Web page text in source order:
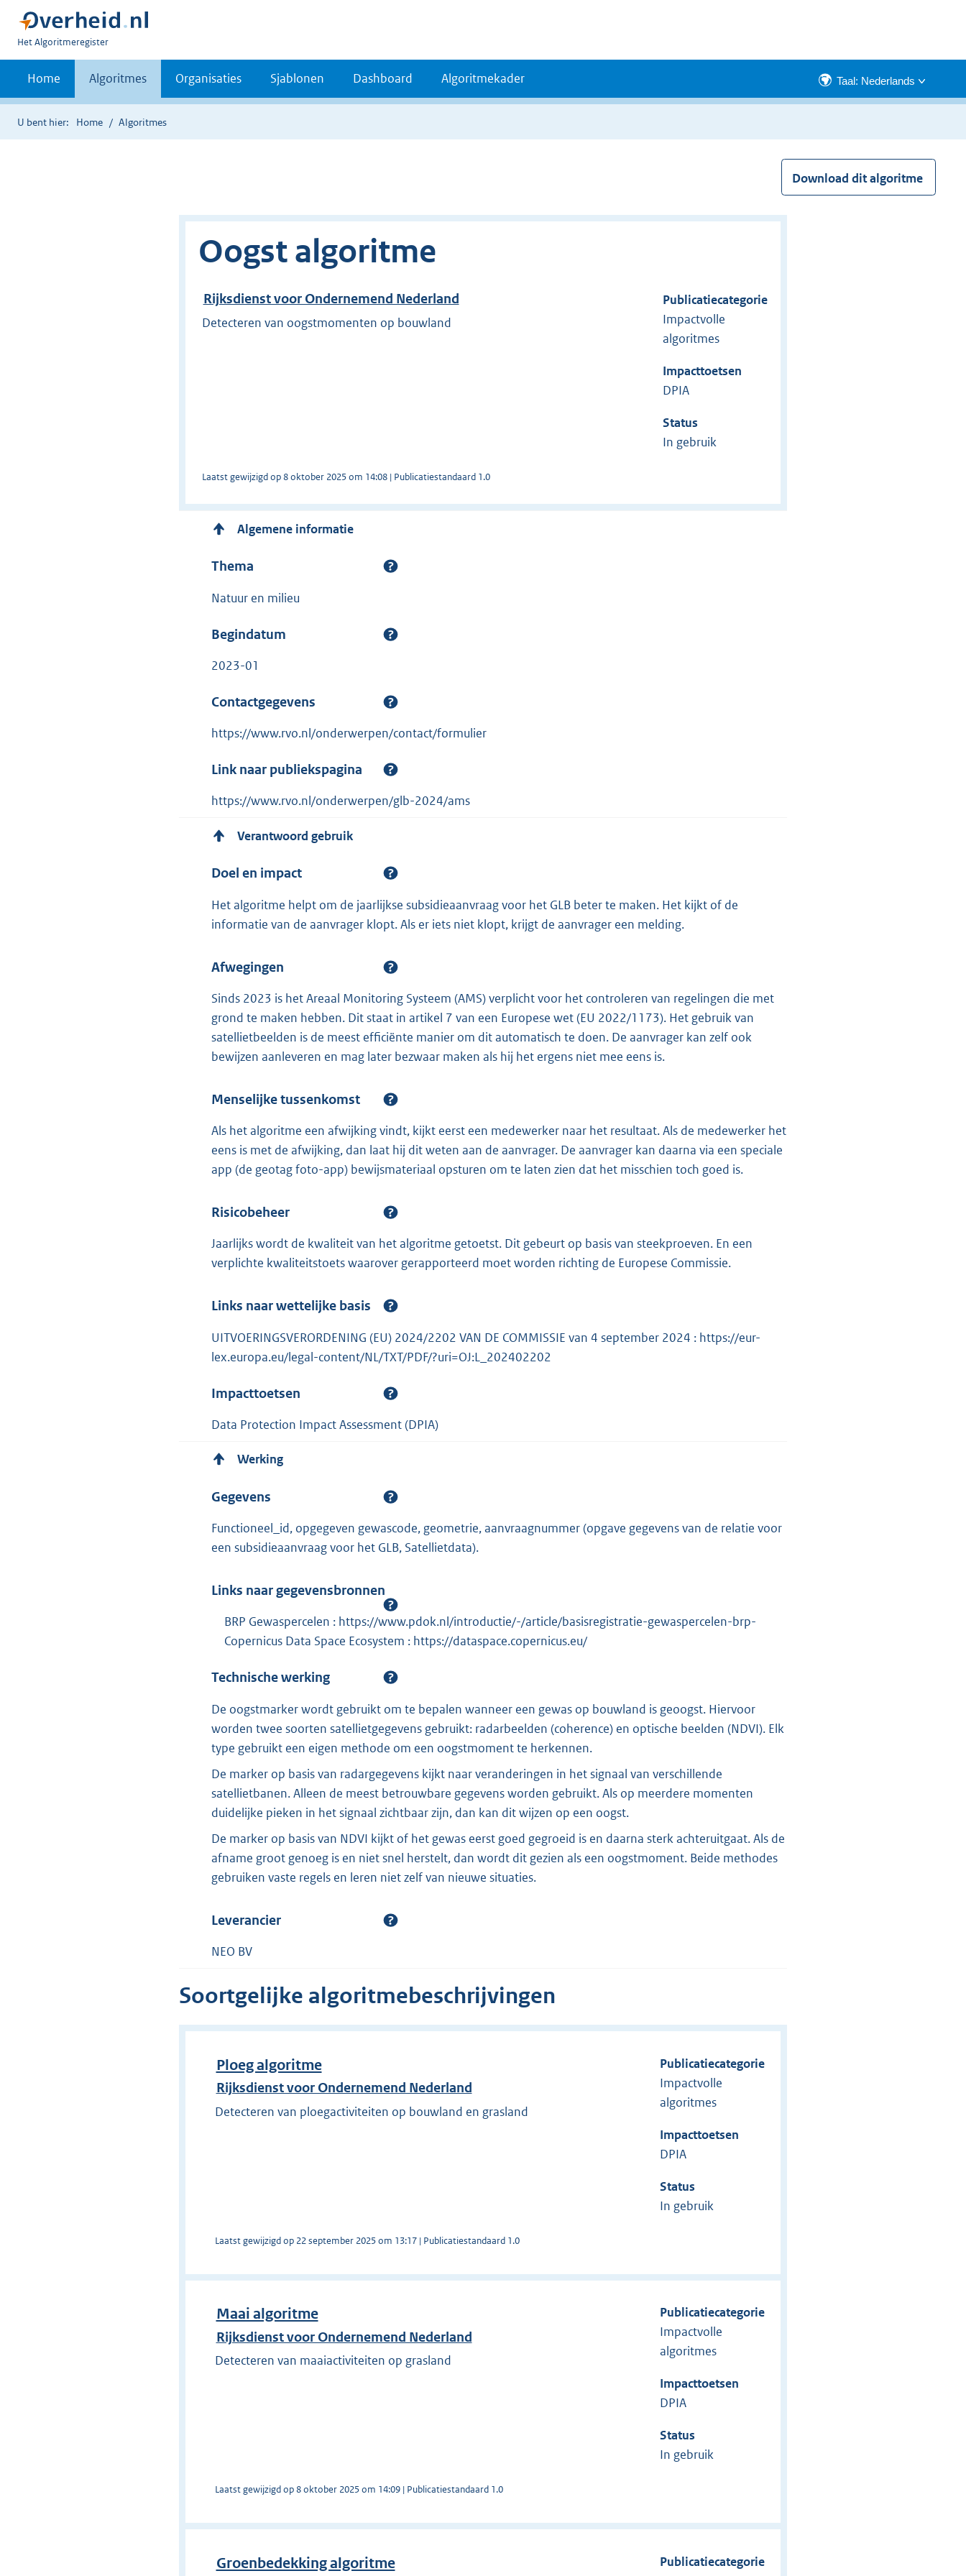
U
bent
Het Algoritmeregister
Home Algoritmes Organisaties Sjablonen Dashboard Algoritmekader Taal: Nederlands
U bent hier: Home Algoritmes
Download dit algoritme
Oogst algoritme
Rijksdienst voor Ondernemend Nederland
Detecteren van oogstmomenten op bouwland
Laatst gewijzigd op 8 oktober 2025 om 14:08 | Publicatiestandaard 1.0
Publicatiecategorie
Impactvolle
algoritmes
Impacttoetsen
DPIA
Status
In gebruik
Algemene informatie
Thema
Natuur en milieu
Begindatum
2023-01
Contactgegevens
https://www.rvo.nl/onderwerpen/contact/formulier
Link naar publiekspagina
https://www.rvo.nl/onderwerpen/glb-2024/ams
Verantwoord gebruik
Doel en impact
Het algoritme helpt om de jaarlijkse subsidieaanvraag voor het GLB beter te maken. Het kijkt of de
informatie van de aanvrager klopt. Als er iets niet klopt, krijgt de aanvrager een melding.
Afwegingen
Sinds 2023 is het Areaal Monitoring Systeem (AMS) verplicht voor het controleren van regelingen die met
grond te maken hebben. Dit staat in artikel 7 van een Europese wet (EU 2022/1173). Het gebruik van
satellietbeelden is de meest efficiënte manier om dit automatisch te doen. De aanvrager kan zelf ook
bewijzen aanleveren en mag later bezwaar maken als hij het ergens niet mee eens is.
Menselijke tussenkomst
Als het algoritme een afwijking vindt, kijkt eerst een medewerker naar het resultaat. Als de medewerker het
eens is met de afwijking, dan laat hij dit weten aan de aanvrager. De aanvrager kan daarna via een speciale
app (de geotag foto-app) bewijsmateriaal opsturen om te laten zien dat het misschien toch goed is.
Risicobeheer
Jaarlijks wordt de kwaliteit van het algoritme getoetst. Dit gebeurt op basis van steekproeven. En een
verplichte kwaliteitstoets waarover gerapporteerd moet worden richting de Europese Commissie.
Links naar wettelijke basis
UITVOERINGSVERORDENING (EU) 2024/2202 VAN DE COMMISSIE van 4 september 2024 : https://eur-
lex.europa.eu/legal-content/NL/TXT/PDF/?uri=OJ:L_202402202
Impacttoetsen
Data Protection Impact Assessment (DPIA)
Werking
Gegevens
Functioneel_id, opgegeven gewascode, geometrie, aanvraagnummer (opgave gegevens van de relatie voor
een subsidieaanvraag voor het GLB, Satellietdata).
Links naar gegevensbronnen
BRP Gewaspercelen : https://www.pdok.nl/introductie/-/article/basisregistratie-gewaspercelen-brp-
Copernicus Data Space Ecosystem : https://dataspace.copernicus.eu/
Technische werking
De oogstmarker wordt gebruikt om te bepalen wanneer een gewas op bouwland is geoogst. Hiervoor
worden twee soorten satellietgegevens gebruikt: radarbeelden (coherence) en optische beelden (NDVI). Elk
type gebruikt een eigen methode om een oogstmoment te herkennen.
De marker op basis van radargegevens kijkt naar veranderingen in het signaal van verschillende
satellietbanen. Alleen de meest betrouwbare gegevens worden gebruikt. Als op meerdere momenten
duidelijke pieken in het signaal zichtbaar zijn, dan kan dit wijzen op een oogst.
De marker op basis van NDVI kijkt of het gewas eerst goed gegroeid is en daarna sterk achteruitgaat. Als de
afname groot genoeg is en niet snel herstelt, dan wordt dit gezien als een oogstmoment. Beide methodes
gebruiken vaste regels en leren niet zelf van nieuwe situaties.
Leverancier
NEO BV
Soortgelijke algoritmebeschrijvingen
Ploeg algoritme
Rijksdienst voor Ondernemend Nederland
Detecteren van ploegactiviteiten op bouwland en grasland
Laatst gewijzigd op 22 september 2025 om 13:17 | Publicatiestandaard 1.0
Publicatiecategorie
Impactvolle
algoritmes
Impacttoetsen
DPIA
Status
In gebruik
Maai algoritme
Rijksdienst voor Ondernemend Nederland
Detecteren van maaiactiviteiten op grasland
Laatst gewijzigd op 8 oktober 2025 om 14:09 | Publicatiestandaard 1.0
Publicatiecategorie
Impactvolle
algoritmes
Impacttoetsen
DPIA
Status
In gebruik
Groenbedekking algoritme
Publicatiecategorie